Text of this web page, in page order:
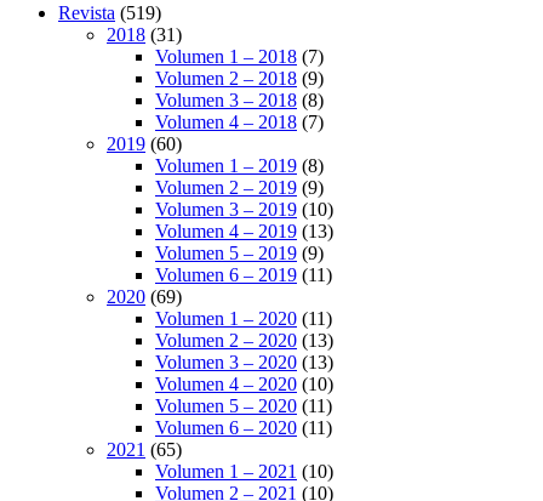
Revista (519)
2018 (31)
Volumen 1 – 2018 (7)
Volumen 2 – 2018 (9)
Volumen 3 – 2018 (8)
Volumen 4 – 2018 (7)
2019 (60)
Volumen 1 – 2019 (8)
Volumen 2 – 2019 (9)
Volumen 3 – 2019 (10)
Volumen 4 – 2019 (13)
Volumen 5 – 2019 (9)
Volumen 6 – 2019 (11)
2020 (69)
Volumen 1 – 2020 (11)
Volumen 2 – 2020 (13)
Volumen 3 – 2020 (13)
Volumen 4 – 2020 (10)
Volumen 5 – 2020 (11)
Volumen 6 – 2020 (11)
2021 (65)
Volumen 1 – 2021 (10)
Volumen 2 – 2021 (10)